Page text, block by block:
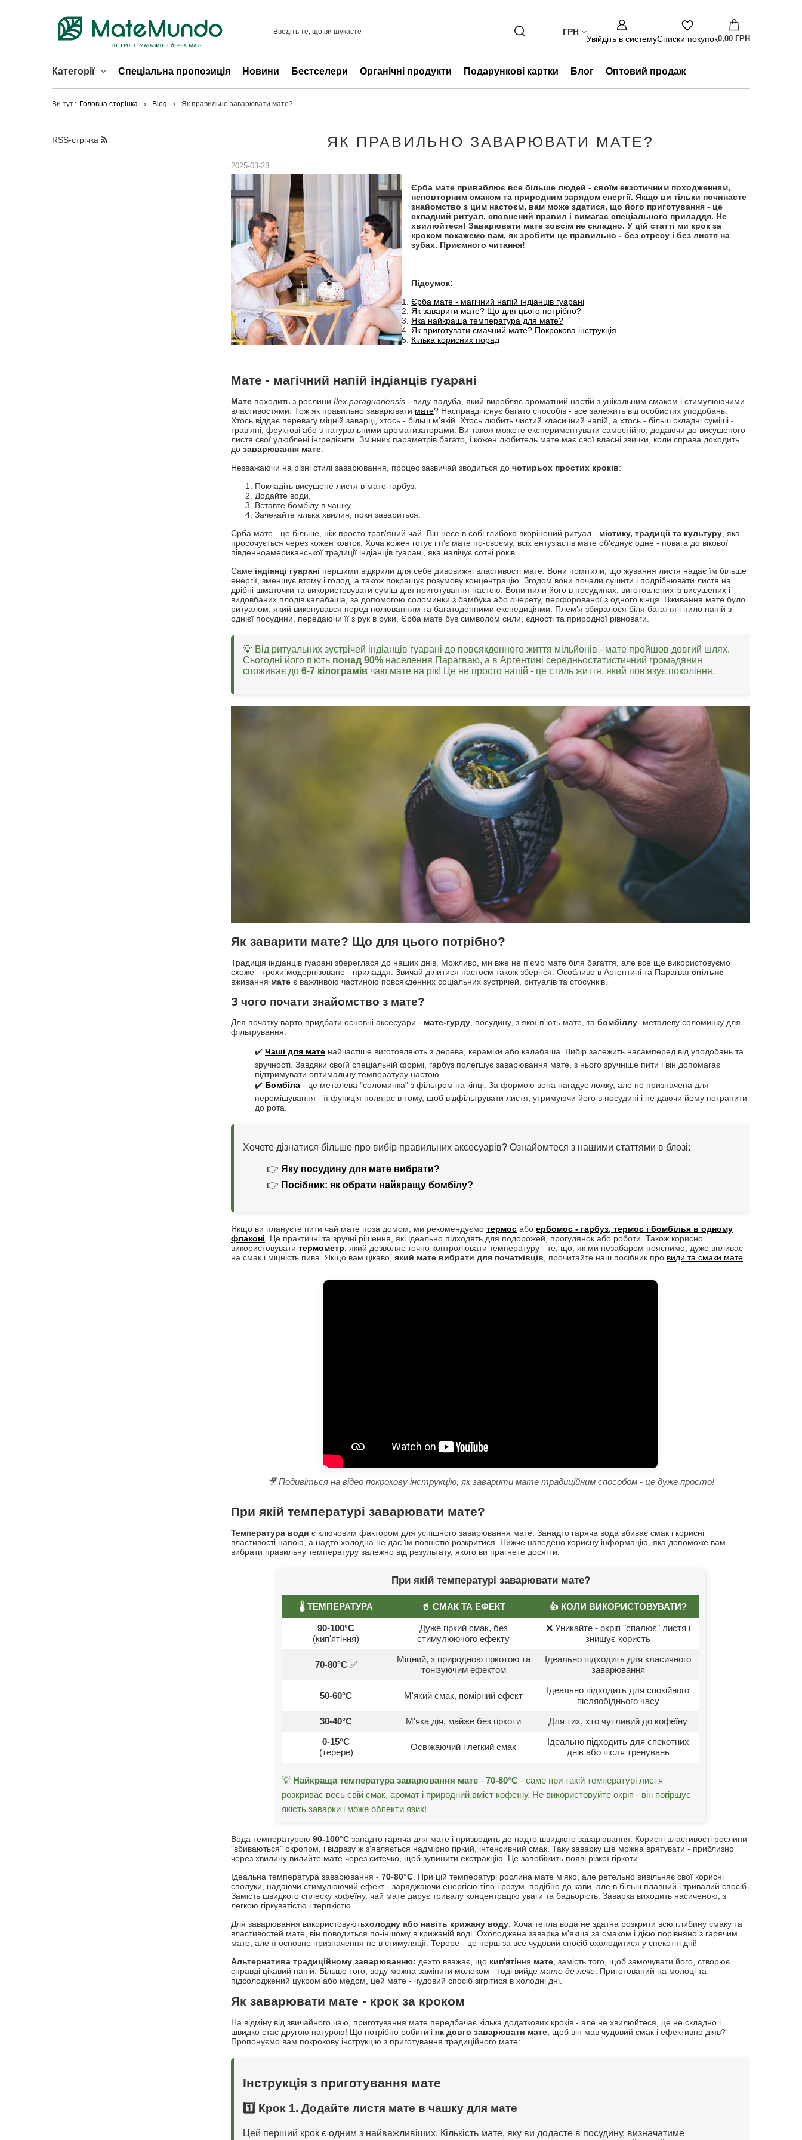
ГРН
Увійдіть в системуСписки покупок0,00 ГРН
Категорії Спеціальна пропозиція Новини Бестселери Органічні продукти Подарункові картки Блог Оптовий продаж
Ви тут.: Головна сторінка Blog Як правильно заварювати мате?
RSS-стрічка ЯК ПРАВИЛЬНО ЗАВАРЮВАТИ МАТЕ?
2025-03-28
Єрба мате приваблює все більше людей - своїм екзотичним походженням,
неповторним смаком та природним зарядом енергії. Якщо ви тільки починаєте
знайомство з цим настоєм, вам може здатися, що його приготування - це
складний ритуал, сповнений правил і вимагає спеціального приладдя. Не
хвилюйтеся! Заварювати мате зовсім не складно. У цій статті ми крок за
кроком покажемо вам, як зробити це правильно - без стресу і без листя на
зубах. Приємного читання!
Підсумок:
Єрба мате - магічний напій індіанців гуарані
Як заварити мате? Що для цього потрібно?
Яка найкраща температура для мате?
Як приготувати смачний мате? Покрокова інструкція
Кілька корисних порад
Мате - магічний напій індіанців гуарані
Мате походить з рослини Ilex paraguariensis - виду падуба, який виробляє ароматний настій з унікальним смаком і стимулюючими
властивостями. Тож як правильно заварювати мате? Насправді існує багато способів - все залежить від особистих уподобань.
Хтось віддає перевагу міцній заварці, хтось - більш м'якій. Хтось любить чистий класичний напій, а хтось - більш складні суміші -
трав'яні, фруктові або з натуральними ароматизаторами. Ви також можете експериментувати самостійно, додаючи до висушеного
листя свої улюблені інгредієнти. Змінних параметрів багато, і кожен любитель мате має свої власні звички, коли справа доходить
до заварювання мате
Незважаючи на різні стилі заварювання, процес зазвичай зводиться до чотирьох простих кроків:
Покладіть висушене листя в мате-гарбуз.
Додайте води.
Вставте бомбілу в чашку.
Зачекайте кілька хвилин, поки завариться.
Єрба мате - це більше, ніж просто трав'яний чай. Він несе в собі глибоко вкорінений ритуал - містику, традиції та культуру , яка
просочується через кожен ковток. Хоча кожен готує і п'є мате по-своєму, всіх ентузіастів мате об'єднує одне - повага до вікової
південноамериканської традиції індіанців гуарані, яка налічує сотні років.
Саме індіанці гуарані першими відкрили для себе дивовижні властивості мате. Вони помітили, що жування листя надає їм більше
енергії, зменшує втому і голод, а також покращує розумову концентрацію. Згодом вони почали сушити і подрібнювати листя на
дрібні шматочки та використовувати суміш для приготування настою. Вони пили його в посудинах, виготовлених із висушених і
видовбаних плодів калабаша, за допомогою соломинки з бамбука або очерету, перфорованої з одного кінця. Вживання мате було
ритуалом, який виконувався перед полюванням та багатоденними експедиціями. Плем'я збиралося біля багаття і пило напій з
однієї посудини, передаючи її з рук в руки. Єрба мате був символом сили, єдності та природної рівноваги.
💡 Від ритуальних зустрічей індіанців гуарані до повсякденного життя мільйонів - мате пройшов довгий шлях.
Сьогодні його п'ють понад 90% населення Парагваю, а в Аргентині середньостатистичний громадянин
споживає до 6-7 кілограмів чаю мате на рік! Це не просто напій - це стиль життя, який пов'язує покоління.
Як заварити мате? Що для цього потрібно?
Традиція індіанців гуарані збереглася до наших днів. Можливо, ми вже не п'ємо мате біля багаття, але все ще використовуємо
схоже - трохи модернізоване - приладдя. Звичай ділитися настоєм також зберігся. Особливо в Аргентині та Парагваї спільне
вживання мате є важливою частиною повсякденних соціальних зустрічей, ритуалів та стосунків.
З чого почати знайомство з мате?
Для початку варто придбати основні аксесуари - мате-гурду , посудину, з якої п'ють мате, та бомбіллу- металеву соломинку для
фільтрування.
✔️ Чаші для мате найчастіше виготовляють з дерева, кераміки або калабаша. Вибір залежить насамперед від уподобань та
зручності. Завдяки своїй спеціальній формі, гарбуз полегшує заварювання мате, з нього зручніше пити і він допомагає
підтримувати оптимальну температуру настою.
✔️ Бомбіла - це металева "соломинка" з фільтром на кінці. За формою вона нагадує ложку, але не призначена для
перемішування - її функція полягає в тому, щоб відфільтрувати листя, утримуючи його в посудині і не даючи йому потрапити
до рота.
Хочете дізнатися більше про вибір правильних аксесуарів? Ознайомтеся з нашими статтями в блозі:
👉 Яку посудину для мате вибрати?
👉 Посібник: як обрати найкращу бомбілу?
Якщо ви плануєте пити чай мате поза домом, ми рекомендуємо термос або ербомос - гарбуз, термос і бомбілья в одному
флаконі . Це практичні та зручні рішення, які ідеально підходять для подорожей, прогулянок або роботи. Також корисно
використовувати термометр , який дозволяє точно контролювати температуру - те, що, як ми незабаром пояснимо, дуже впливає
на смак і міцність пива. Якщо вам цікаво, який мате вибрати для початківців , прочитайте наш посібник про види та смаки мате
🎥 Подивіться на відео покрокову інструкцію, як заварити мате традиційним способом - це дуже просто!
При якій температурі заварювати мате?
Температура води є ключовим фактором для успішного заварювання мате. Занадто гаряча вода вбиває смак і корисні
властивості напою, а надто холодна не дає їм повністю розкритися. Нижче наведено корисну інформацію, яка допоможе вам
вибрати правильну температуру залежно від результату, якого ви прагнете досягти.
При якій температурі заварювати мате?
🌡️ ТЕМПЕРАТУРА 🥤 СМАК ТА ЕФЕКТ 👍 КОЛИ ВИКОРИСТОВУВАТИ?
90-100°C
(кип'ятіння)
Дуже гіркий смак, без
стимулюючого ефекту
❌ Уникайте - окріп "спалює" листя і
знищує користь
70-80°C✅
Міцний, з природною гіркотою та
тонізуючим ефектом
Ідеально підходить для класичного
заварювання
50-60°C М'який смак, помірний ефект
Ідеально підходить для спокійного
післяобіднього часу
30-40°C М'яка дія, майже без гіркоти Для тих, хто чутливий до кофеїну
0-15°C
(терере)
Освіжаючий і легкий смак
Ідеально підходить для спекотних
днів або після тренувань
💡 Найкраща температура заварювання мате - 70-80°C - саме при такій температурі листя
розкриває весь свій смак, аромат і природний вміст кофеїну. Не використовуйте окріп - він погіршує
якість заварки і може обпекти язик!
Вода температурою 90-100°C занадто гаряча для мате і призводить до надто швидкого заварювання. Корисні властивості рослини
"вбиваються" окропом, і відразу ж з'являється надмірно гіркий, інтенсивний смак. Таку заварку ще можна врятувати - приблизно
через хвилину вилийте мате через ситечко, щоб зупинити екстракцію. Це запобіжить появі різкої гіркоти.
Ідеальна температура заварювання - 70-80°C . При цій температурі рослина мате м'яко, але ретельно вивільняє свої корисні
сполуки, надаючи стимулюючий ефект - заряджаючи енергією тіло і розум, подібно до кави, але в більш плавний і тривалий спосіб.
Замість швидкого сплеску кофеїну, чай мате дарує тривалу концентрацію уваги та бадьорість. Заварка виходить насиченою, з
легкою гіркуватістю і терпкістю.
Для заварювання використовуютьхолодну або навіть крижану воду . Хоча тепла вода не здатна розкрити всю глибину смаку та
властивостей мате, він поводиться по-іншому в крижаній воді. Охолоджена заварка м'якша за смаком і дією порівняно з гарячим
мате, але її основне призначення не в стимуляції. Терере - це перш за все чудовий спосіб охолодитися у спекотні дні!
Альтернатива традиційному заварюванню: дехто вважає, що кип'ятіння мате , замість того, щоб замочувати його, створює
справді цікавий напій. Більше того, воду можна замінити молоком - тоді вийде мате де лече . Приготований на молоці та
підсолоджений цукром або медом, цей мате - чудовий спосіб зігрітися в холодні дні.
Як заварювати мате - крок за кроком
На відміну від звичайного чаю, приготування мате передбачає кілька додаткових кроків - але не хвилюйтеся, це не складно і
швидко стає другою натурою! Що потрібно робити і як довго заварювати мате , щоб він мав чудовий смак і ефективно діяв?
Пропонуємо вам покрокову інструкцію з приготування традиційного мате:
Інструкція з приготування мате
1️⃣ Крок 1. Додайте листя мате в чашку для мате
Цей перший крок є одним з найважливіших. Кількість мате, яку ви додасте в посудину, визначатиме